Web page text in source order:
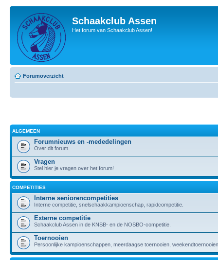
Schaakclub Assen
Het forum van Schaakclub Assen!
Forumoverzicht
ALGEMEEN
Forumnieuws en -mededelingen
Over dit forum.
Vragen
Stel hier je vragen over het forum!
COMPETITIES
Interne seniorencompetities
Interne competitie, snelschaakkampioenschap, rapidcompetitie.
Externe competitie
Schaakclub Assen in de KNSB- en de NOSBO-competitie.
Toernooien
Persoonlijke kampioenschappen, meerdaagse toernooien,